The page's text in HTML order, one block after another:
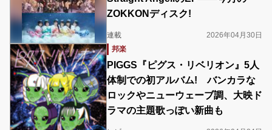
ZOKKONディスク!
連載
2026年04月30日
邦楽
PIGGS『ピグス・リベリオン』5人
体制での初アルバム! バンカラな
ロックやニューウェーブ調、大映ド
ラマの主題歌っぽい新曲も